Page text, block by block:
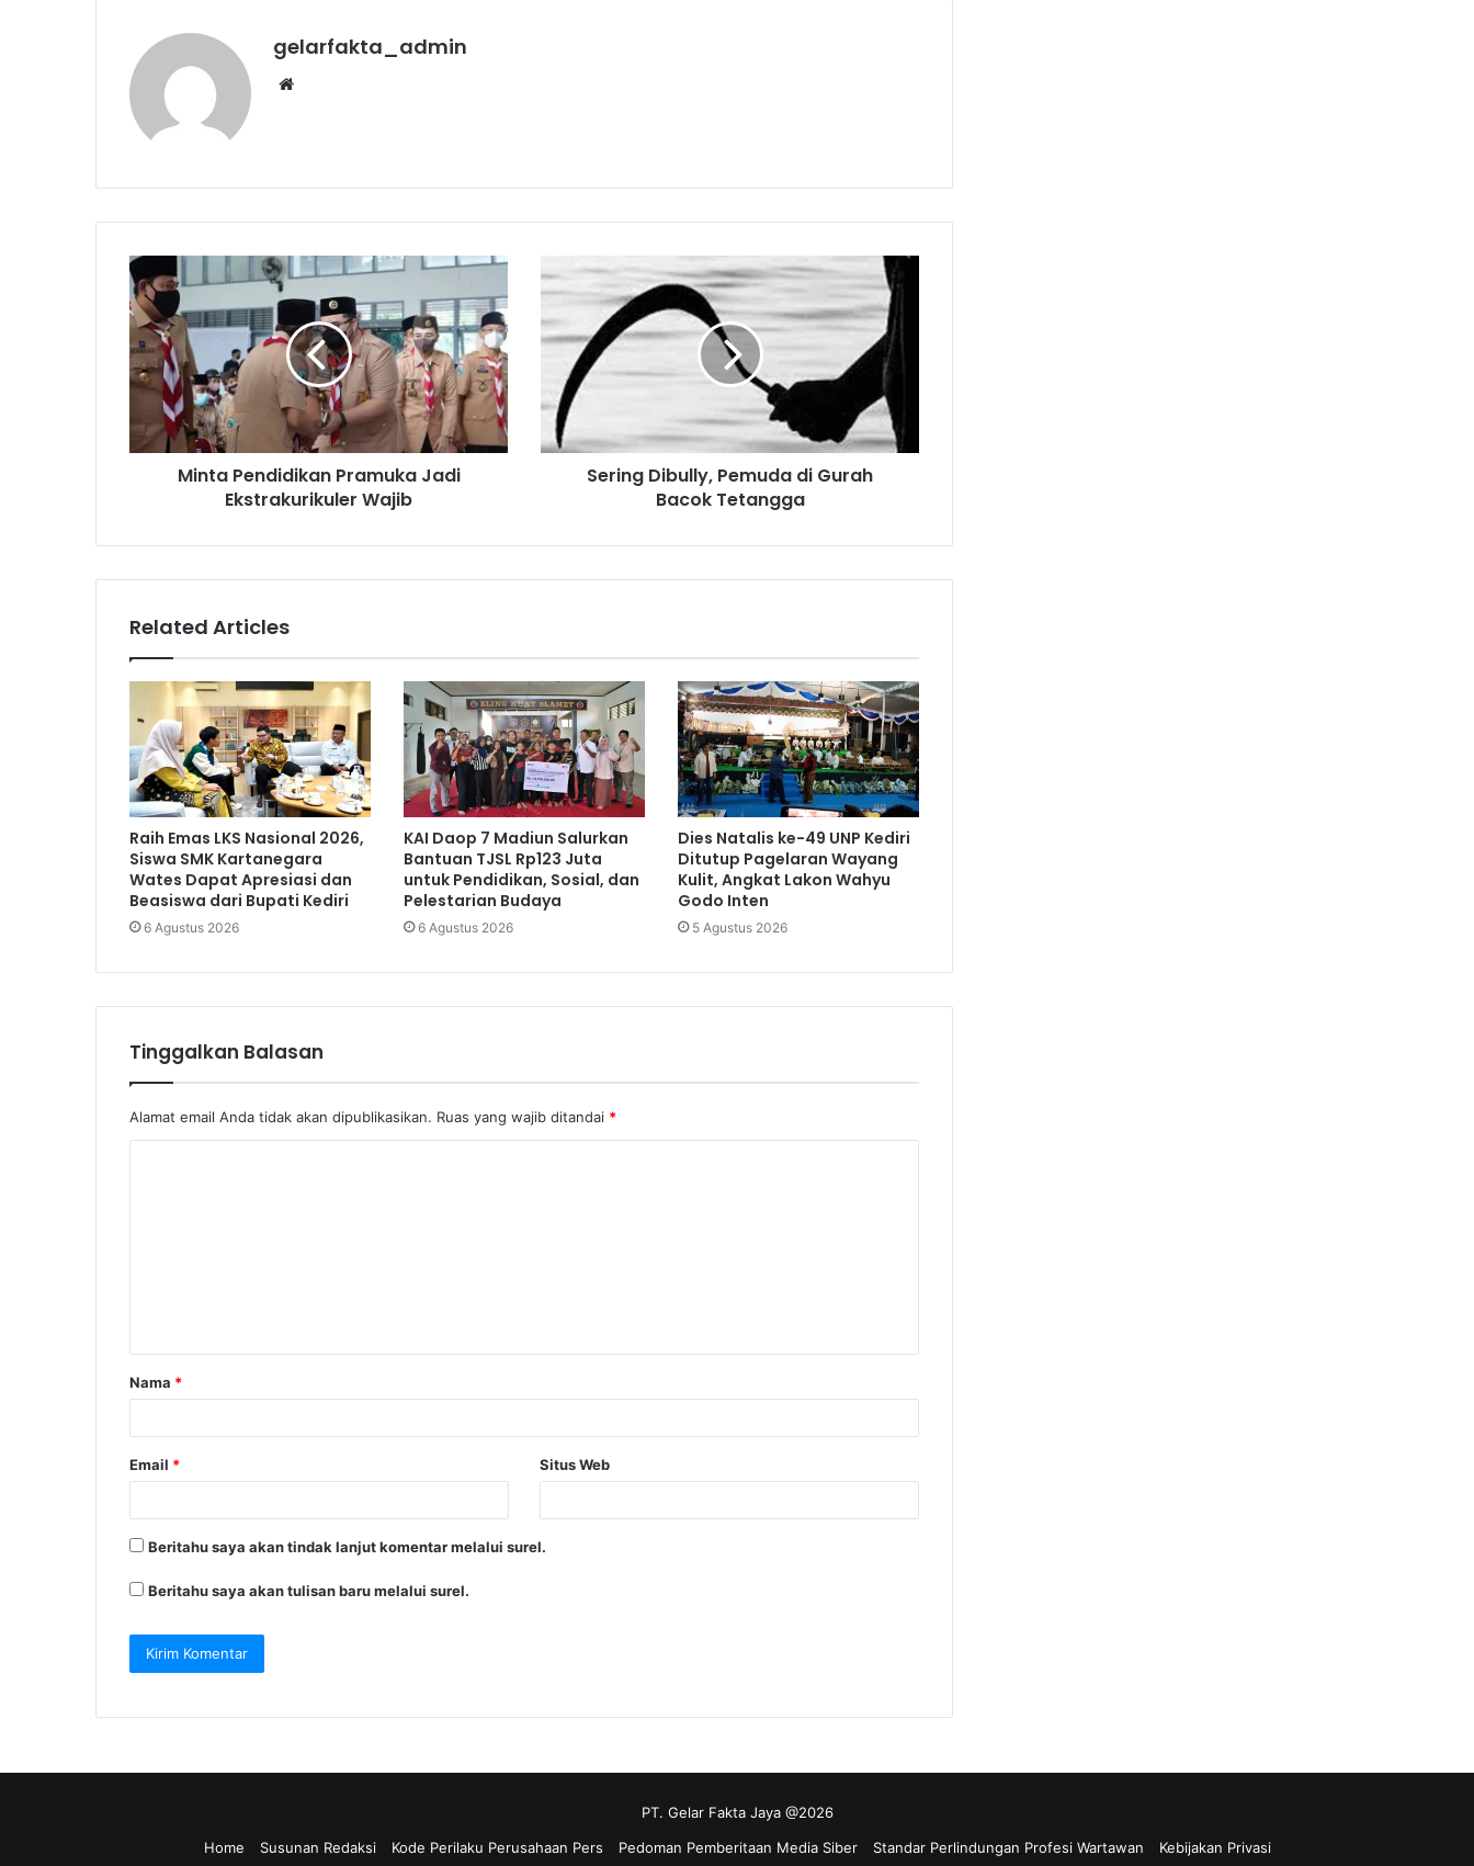
gelarfakta_admin
Website
Minta Pendidikan Pramuka Jadi
Ekstrakurikuler Wajib
Sering Dibully, Pemuda di Gurah
Bacok Tetangga
Related Articles
Raih Emas LKS Nasional 2026,
Siswa SMK Kartanegara
Wates Dapat Apresiasi dan
Beasiswa dari Bupati Kediri
6 Agustus 2026
KAI Daop 7 Madiun Salurkan
Bantuan TJSL Rp123 Juta
untuk Pendidikan, Sosial, dan
Pelestarian Budaya
6 Agustus 2026
Dies Natalis ke-49 UNP Kediri
Ditutup Pagelaran Wayang
Kulit, Angkat Lakon Wahyu
Godo Inten
5 Agustus 2026
Tinggalkan Balasan
Alamat email Anda tidak akan dipublikasikan. Ruas yang wajib ditandai *
a
r
Nama *
Email * Situs Web
Beritahu saya akan tindak lanjut komentar melalui surel.
Beritahu saya akan tulisan baru melalui surel.
PT. Gelar Fakta Jaya @2026
Home
Susunan Redaksi Kode Perilaku Perusahaan Pers Pedoman Pemberitaan Media Siber Standar Perlindungan Profesi Wartawan Kebijakan Privasi